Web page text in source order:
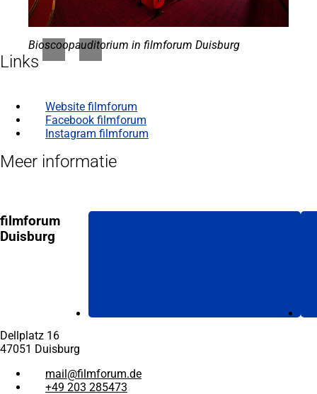
Bioscoopauditorium in filmforum Duisburg
Links
Website filmforum
(Opens
in
een
rekening)
Facebook filmforum
(Opens
in
nieuwe
Instagram filmforum
(Opens
een
Meer informatie
filmforum
Duisburg
Dellplatz 16
47051 Duisburg
mail
filmforum de
+49 203 285473